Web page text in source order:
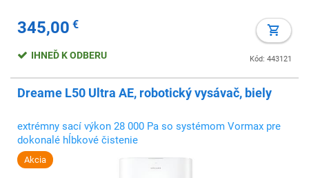
345,00 €
Kód: 443121
IHNEĎ K ODBERU
Dreame L50 Ultra AE, robotický vysávač, biely
extrémny sací výkon 28 000 Pa so systémom Vormax pre
dokonalé hĺbkové čistenie
Akcia